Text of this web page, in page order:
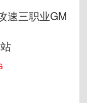
速三职业GM